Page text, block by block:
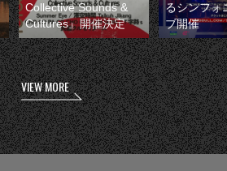
Collective Sounds &
Cultures』開催決定
るシンフォ
ブ開催
VIEW MORE